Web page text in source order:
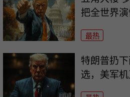
把全世界
最热
特朗普扔
选，美军